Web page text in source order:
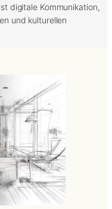
digitale Kommunikation,
und kulturellen